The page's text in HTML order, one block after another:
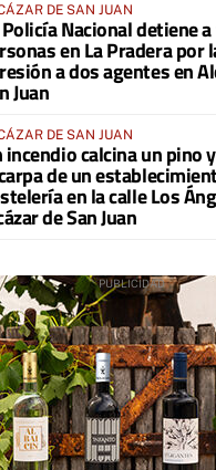
DE SAN JUAN
Nacional detiene
en La Pradera por
a dos agentes en
Juan
DE SAN JUAN
incendio calcina un pino
de un
en la calle Los
de San Juan